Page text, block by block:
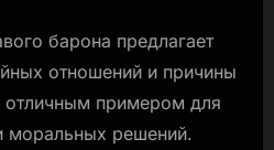
барона предлагает
отношений и причины
примером для
моральных решений.